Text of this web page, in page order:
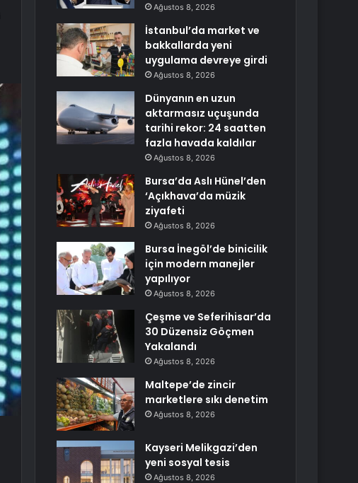
Ağustos 8, 2026
İstanbul’da market ve
bakkallarda yeni
uygulama devreye girdi
Ağustos 8, 2026
Dünyanın en uzun
aktarmasız uçuşunda
tarihi rekor: 24 saatten
fazla havada kaldılar
Ağustos 8, 2026
Bursa’da Aslı Hünel’den
‘Açıkhava’da müzik
ziyafeti
Ağustos 8, 2026
Bursa İnegöl’de binicilik
için modern manejler
yapılıyor
Ağustos 8, 2026
Çeşme ve Seferihisar’da
30 Düzensiz Göçmen
Yakalandı
Ağustos 8, 2026
Maltepe’de zincir
marketlere sıkı denetim
Ağustos 8, 2026
Kayseri Melikgazi’den
yeni sosyal tesis
Ağustos 8, 2026